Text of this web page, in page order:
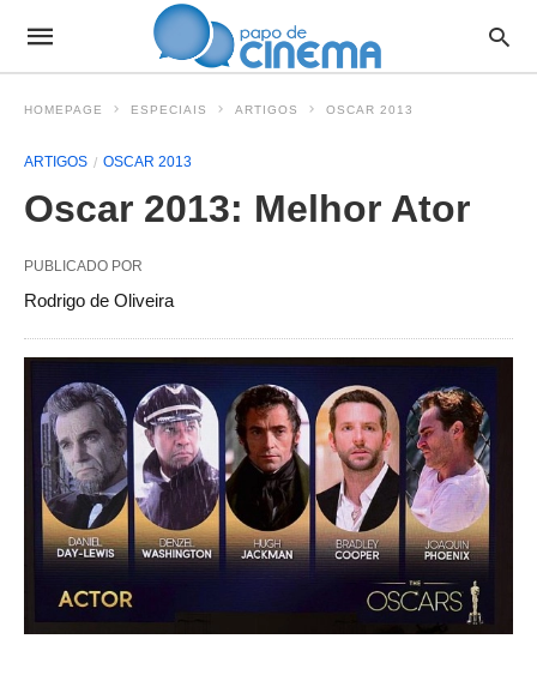
HOMEPAGE ESPECIAIS ARTIGOS OSCAR 2013
ARTIGOS OSCAR 2013
Oscar 2013: Melhor Ator
PUBLICADO POR
Rodrigo de Oliveira